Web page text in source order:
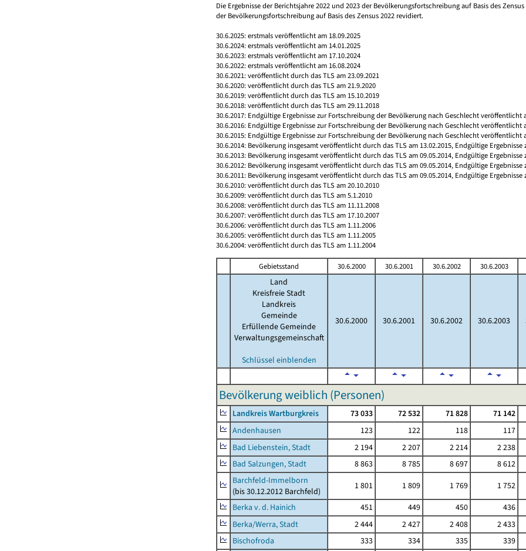
Die Ergebnisse der Berichtsjahre 2022 und 2023 der Bevölkerungsfortschreibung auf Basis des
der Bevölkerungsfortschreibung auf Basis des Zensus 2022 revidiert.
30.6.2025: erstmals veröffentlicht am 18.09.2025
30.6.2024: erstmals veröffentlicht am 14.01.2025
30.6.2023: erstmals veröffentlicht am 17.10.2024
30.6.2022: erstmals veröffentlicht am 16.08.2024
30.6.2021: veröffentlicht durch das TLS am 23.09.2021
30.6.2020: veröffentlicht durch das TLS am 21.9.2020
30.6.2019: veröffentlicht durch das TLS am 15.10.2019
30.6.2018: veröffentlicht durch das TLS am 29.11.2018
30.6.2017: Endgültige Ergebnisse zur Fortschreibung der Bevölkerung nach Geschlecht veröffentlicht
30.6.2016: Endgültige Ergebnisse zur Fortschreibung der Bevölkerung nach Geschlecht
30.6.2015: Endgültige Ergebnisse zur Fortschreibung der Bevölkerung nach Geschlecht veröffentlicht
30.6.2014: Bevölkerung insgesamt veröffentlicht durch das TLS am 13.02.2015, Endgültige
30.6.2013: Bevölkerung insgesamt veröffentlicht durch das TLS am 09.05.2014, Endgültige
30.6.2012: Bevölkerung insgesamt veröffentlicht durch das TLS am 09.05.2014, Endgültige
30.6.2011: Bevölkerung insgesamt veröffentlicht durch das TLS am 09.05.2014, Endgültige
30.6.2010: veröffentlicht durch das TLS am 20.10.2010
30.6.2009: veröffentlicht durch das TLS am 5.1.2010
30.6.2008: veröffentlicht durch das TLS am 11.11.2008
30.6.2007: veröffentlicht durch das TLS am 17.10.2007
30.6.2006: veröffentlicht durch das TLS am 1.11.2006
30.6.2005: veröffentlicht durch das TLS am 1.11.2005
30.6.2004: veröffentlicht durch das TLS am 1.11.2004
Gebietsstand 30.6.2000 30.6.2001 30.6.2002 30.6.2003
Land
Kreisfreie Stadt
Landkreis
Gemeinde
Erfüllende Gemeinde
Verwaltungsgemeinschaft
Schlüssel einblenden
30.6.2000 30.6.2001 30.6.2002 30.6.2003
Bevölkerung weiblich (Personen)
Landkreis Wartburgkreis 73 033 72 532 71 828 71 142
Andenhausen
123 122 118 117
Bad Liebenstein, Stadt
2 194 2 207 2 214 2 238
Bad Salzungen, Stadt
8 863 8 785 8 697 8 612
Barchfeld-Immelborn
(bis 30.12.2012 Barchfeld)
1 801 1 809 1 769 1 752
Berka v. d. Hainich
451 449 450 436
Berka/Werra, Stadt
2 444 2 427 2 408 2 433
Bischofroda
333 334 335 339